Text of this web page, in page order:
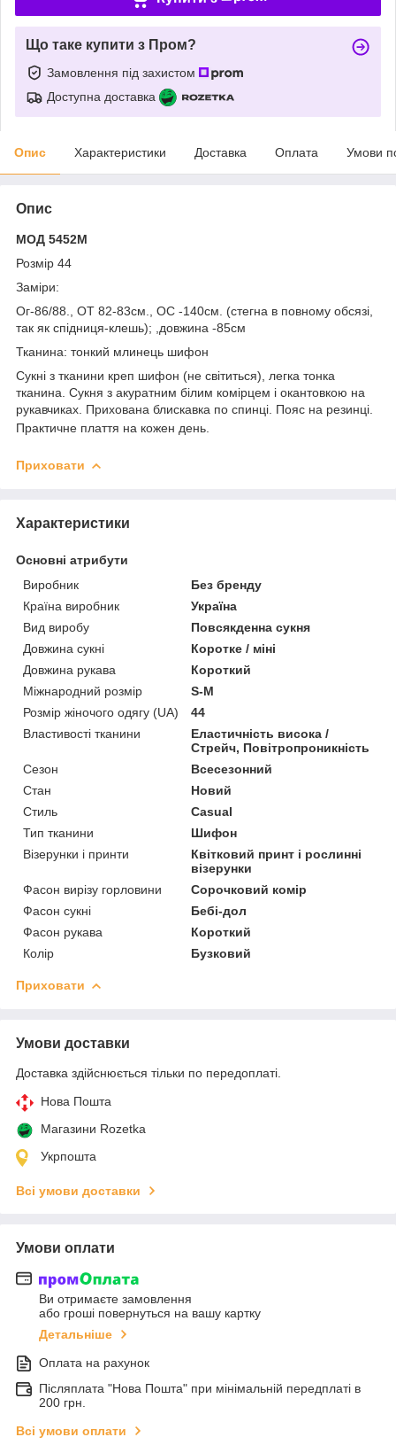
Що таке купити з Пром?
Замовлення під захистом
Доступна доставка
Опис Характеристики Доставка Оплата Умови
Опис
МОД 5452М
Розмір 44
Заміри:
Ог-86/88., ОТ 82-83см., ОС -140см. (стегна в повному обсязі,
так як спідниця-клешь); ,довжина -85см
Тканина: тонкий млинець шифон
Сукні з тканини креп шифон (не світиться), легка тонка
тканина. Сукня з акуратним білим комірцем і окантовкою на
рукавчиках. Прихована блискавка по спинці. Пояс на резинці.
Практичне плаття на кожен день.
Приховати
Характеристики
Основні атрибути
Виробник
Без бренду
Країна виробник
Україна
Вид виробу
Повсякденна сукня
Довжина сукні
Коротке / міні
Довжина рукава
Короткий
Міжнародний розмір
S-M
Розмір жіночого одягу (UA)
44
Властивості тканини
Еластичність висока /
Стрейч, Повітропроникність
Сезон
Всесезонний
Стан
Новий
Стиль
Casual
Тип тканини
Шифон
Візерунки і принти
Квітковий принт і рослинні
візерунки
Фасон вирізу горловини
Сорочковий комір
Фасон сукні
Бебі-дол
Фасон рукава
Короткий
Колір
Бузковий
Приховати
Умови доставки
Доставка здійснюється тільки по передоплаті.
Нова Пошта
Магазини Rozetka
Укрпошта
Всі умови доставки
Умови оплати
Ви отримаєте замовлення
або гроші повернуться на вашу картку
Детальніше
Оплата на рахунок
Післяплата "Нова Пошта" при мінімальній передплаті в
200 грн.
Всі умови оплати